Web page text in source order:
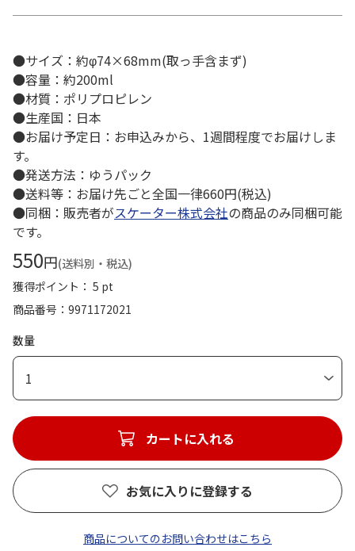
●サイズ：約φ74×68mm(取っ手含まず)
●容量：約200ml
●材質：ポリプロピレン
●生産国：日本
●お届け予定日：お申込みから、1週間程度でお届けしま
す。
●発送方法：ゆうパック
●送料等：お届け先ごと全国一律660円(税込)
●同梱：販売者がスケーター株式会社の商品のみ同梱可能
です。
550円(送料別・税込)
獲得ポイント： 5 pt
商品番号
9971172021
数量
1
カートに入れる
お気に入りに登録する
商品についてのお問い合わせはこちら